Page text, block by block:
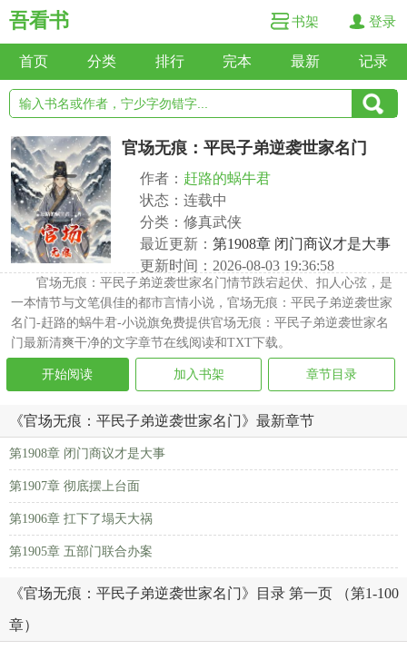
吾看书 书架 登录
首页 分类 排行 完本 最新 记录
官场无痕：平民子弟逆袭世家名门
作者： 赶路的蜗牛君
状态：连载中
分类：修真武侠
最近更新： 第1908章 闭门商议才是大事
更新时间：2026-08-03 19:36:58
官场无痕：平民子弟逆袭世家名门情节跌宕起伏、扣人心弦，是
一本情节与文笔俱佳的都市言情小说，官场无痕：平民子弟逆袭世家
名门-赶路的蜗牛君-小说旗免费提供官场无痕：平民子弟逆袭世家名
门最新清爽干净的文字章节在线阅读和TXT下载。
开始阅读 加入书架 章节目录
《官场无痕：平民子弟逆袭世家名门》最新章节
第1908章 闭门商议才是大事
第1907章 彻底摆上台面
第1906章 扛下了塌天大祸
第1905章 五部门联合办案
《官场无痕：平民子弟逆袭世家名门》目录 第一页 （第1-100
章）